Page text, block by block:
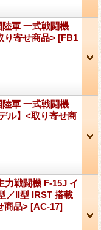
軍 一式戦闘機
り寄せ商品> [FB1
軍 一式戦闘機
ル】<取り寄せ商
力戦闘機 F-15J イ
／II型 IRST 搭載
商品> [AC-17]